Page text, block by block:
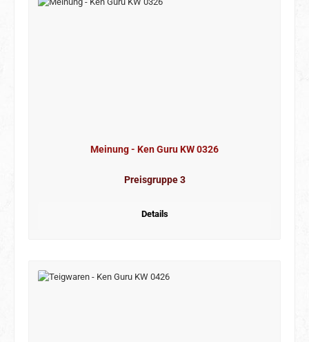
Meinung - Ken Guru KW 0326
Preisgruppe 3
Details